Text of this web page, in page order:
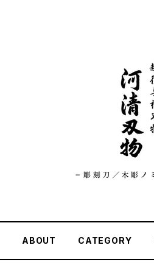
ABOUT CATEGORY